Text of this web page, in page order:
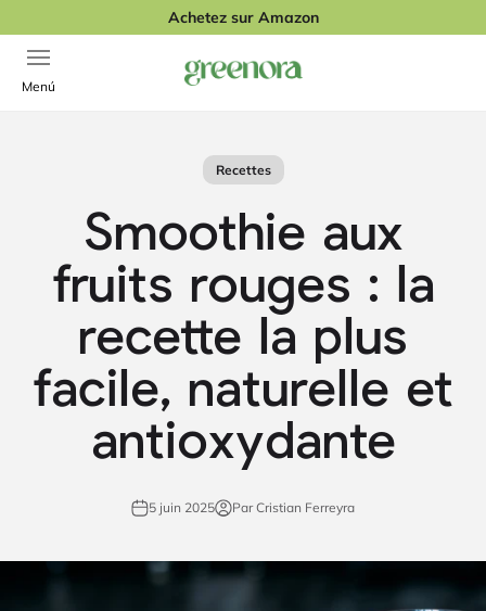
Achetez sur Amazon
Ouvrir la navigation
Menú
Greenora
Recettes
Smoothie aux
fruits rouges : la
recette la plus
facile, naturelle et
antioxydante
5 juin 2025 Par Cristian Ferreyra